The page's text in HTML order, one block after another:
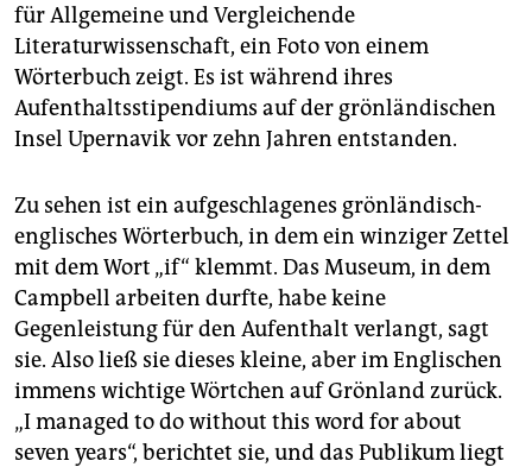
für Allgemeine und Vergleichende
Literaturwissenschaft, ein Foto von einem
Wörterbuch zeigt. Es ist während ihres
Aufenthaltsstipendiums auf der grönländischen
Insel Upernavik vor zehn Jahren entstanden.
Zu sehen ist ein aufgeschlagenes grönländisch-
englisches Wörterbuch, in dem ein winziger Zettel
mit dem Wort „if“ klemmt. Das Museum, in dem
Campbell arbeiten durfte, habe keine
Gegenleistung für den Aufenthalt verlangt, sagt
sie. Also ließ sie dieses kleine, aber im Englischen
immens wichtige Wörtchen auf Grönland zurück.
„I managed to do without this word for about
seven years“, berichtet sie, und das Publikum liegt